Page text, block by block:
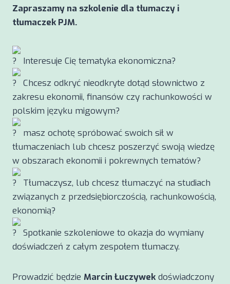
Zapraszamy na szkolenie dla tłumaczy i
tłumaczek PJM.
Interesuje Cię tematyka ekonomiczna?
Chcesz odkryć nieodkryte dotąd słownictwo z
zakresu ekonomii, finansów czy rachunkowości w
polskim języku migowym?
masz ochotę spróbować swoich sił w
tłumaczeniach lub chcesz poszerzyć swoją wiedzę
w obszarach ekonomii i pokrewnych tematów?
Tłumaczysz, lub chcesz tłumaczyć na studiach
związanych z przedsiębiorczością, rachunkowością,
ekonomią?
Spotkanie szkoleniowe to okazja do wymiany
doświadczeń z całym zespołem tłumaczy.
Prowadzić będzie Marcin Łuczywekdoświadczony